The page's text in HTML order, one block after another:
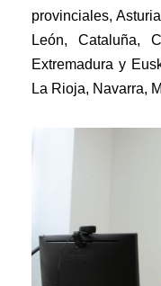
provinciales,
León, Cataluña,
Extremadura y
La Rioja, Navarra,